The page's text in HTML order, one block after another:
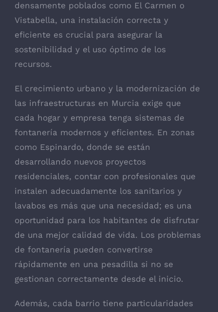
densamente poblados como El Carmen o
Vistabella, una instalación correcta y
eficiente es crucial para asegurar la
sostenibilidad y el uso óptimo de los
recursos.
El crecimiento urbano y la modernización de
las infraestructuras en Murcia exige que
cada hogar y empresa tenga sistemas de
fontanería modernos y eficientes. En zonas
como Espinardo, donde se están
desarrollando nuevos proyectos
residenciales, contar con profesionales que
instalen adecuadamente los sanitarios y
lavabos es más que una necesidad; es una
oportunidad para los habitantes de disfrutar
de una mejor calidad de vida. Los problemas
de fontanería pueden convertirse
rápidamente en una pesadilla si no se
gestionan correctamente desde el inicio.
Además, cada barrio tiene particularidades